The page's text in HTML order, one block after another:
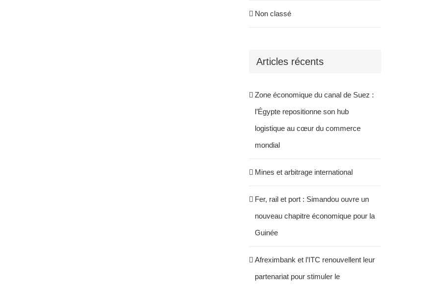
Non classé
Articles récents
Zone économique du canal de Suez :
l’Égypte repositionne son hub
logistique au cœur du commerce
mondial
Mines et arbitrage international
Fer, rail et port : Simandou ouvre un
nouveau chapitre économique pour la
Guinée
Afreximbank et l’ITC renouvellent leur
partenariat pour stimuler le